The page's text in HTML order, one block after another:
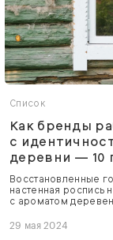
Список
Как бренды
с
деревни — 10
Восстановленные
настенная
с ароматом
29 мая 2024